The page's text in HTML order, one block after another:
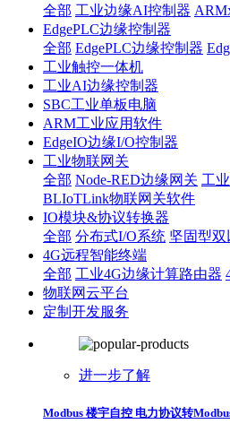
全部 工业边缘AI控制器
EdgePLC边缘控制器
全部 EdgePLC边缘控制器
工业触控一体机
工业AI边缘控制器
SBC工业单板电脑
ARM工业应用软件
EdgeIO边缘I/O控制器
工业物联网关
全部 Node-RED边缘网关 工
BLIoTLink物联网关软件
IO模块&协议转换器
全部 分布式I/O系统 坚固型
4G远程智能终端
全部 工业4G边缘计算路由器
物联网云平台
定制开发服务
进一步了解
Modbus 楼宇自控 电力协议转